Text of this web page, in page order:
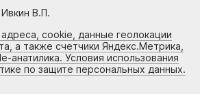
В.П.
cookie, данные геолокации
а также счетчики Яндекс.Метрика,
анатилика. Условия использования
по защите персональных данных.